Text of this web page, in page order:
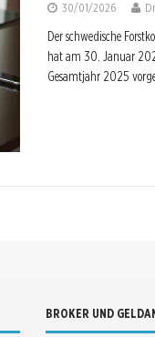
30/01/2026
Der schwedische
hat am 30. Januar
Gesamtjahr 2025
BROKER UND